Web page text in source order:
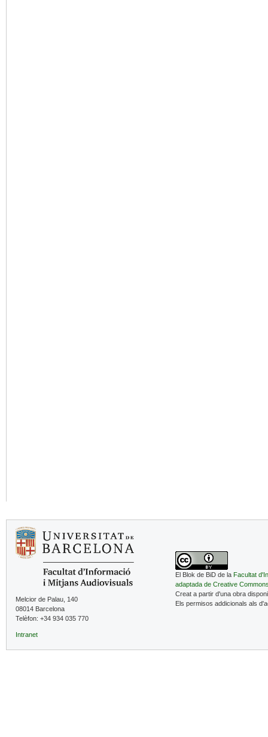
Melcior de Palau, 140
08014 Barcelona
Telèfon: +34 934 035 770
Intranet
El Blok de BiD de la Facultat
adaptada de Creative
Creat a partir d'una obra
Els permisos addicionals als